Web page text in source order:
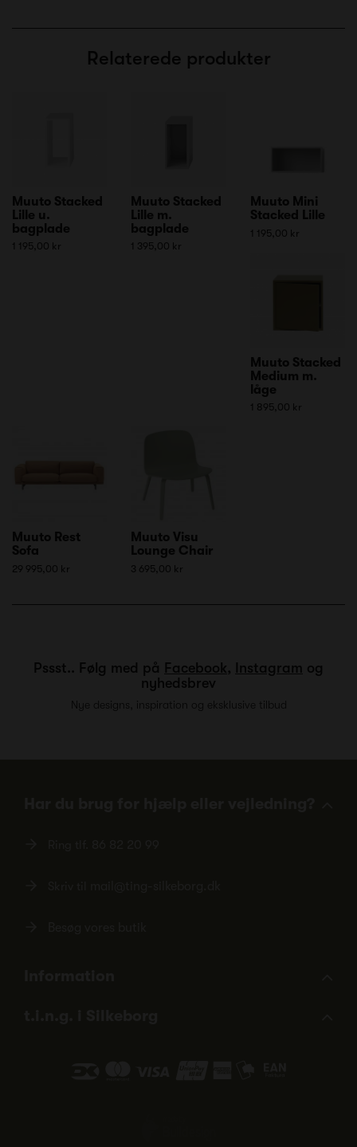
Relaterede produkter
Muuto Stacked
Lille u.
bagplade
1 195,00 kr
Muuto Stacked
Lille m.
bagplade
1 395,00 kr
Muuto Mini
Stacked Lille
1 195,00 kr
Muuto Stacked
Medium m.
låge
1 895,00 kr
Muuto Rest
Sofa
29 995,00 kr
Muuto Visu
Lounge Chair
3 695,00 kr
Pssst.. Følg med på Facebook, Instagram og
nyhedsbrev
Nye designs, inspiration og eksklusive tilbud